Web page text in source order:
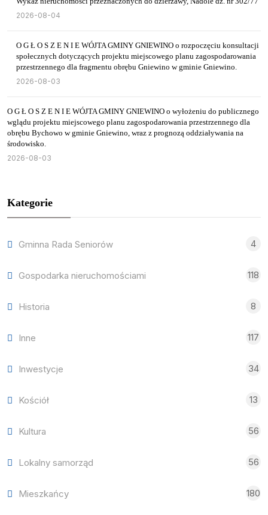
2026-08-04
O G Ł O S Z E N I E WÓJTA GMINY GNIEWINO o rozpoczęciu konsultacji
społecznych dotyczących projektu miejscowego planu zagospodarowania
przestrzennego dla fragmentu obrębu Gniewino w gminie Gniewino.
2026-08-03
O G Ł O S Z E N I E WÓJTA GMINY GNIEWINO o wyłożeniu do publicznego
wglądu projektu miejscowego planu zagospodarowania przestrzennego dla
obrębu Bychowo w gminie Gniewino, wraz z prognozą oddziaływania na
środowisko.
2026-08-03
Kategorie
Gminna Rada Seniorów 4
Gospodarka nieruchomościami 118
Historia 8
Inne 117
Inwestycje 34
Kościół 13
Kultura 56
Lokalny samorząd 56
Mieszkańcy 180